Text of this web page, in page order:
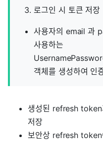
로그인 시 토큰 저장
사용자의 email 과
사용하는
객체를 생성하여 인
생성된 refresh token
저장
보안상 refresh